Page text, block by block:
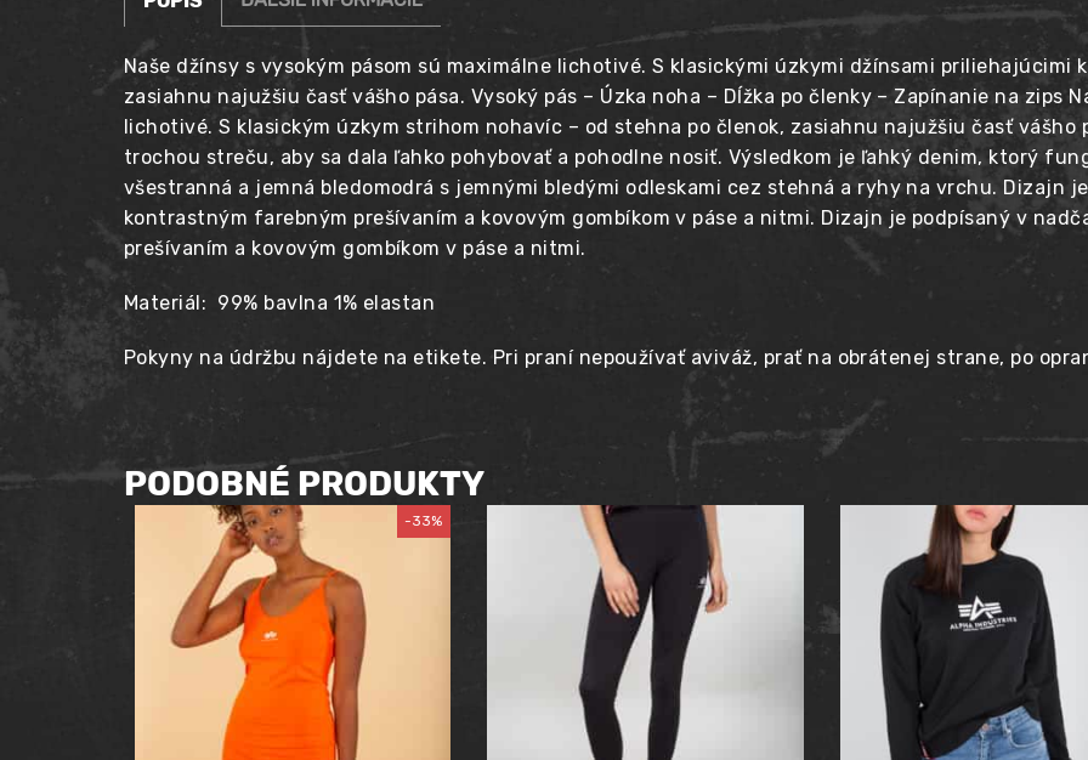
Naše džínsy s vysokým pásom sú maximálne lichotivé. S klasickými úzkymi džínsami priliehajúcimi
zasiahnu najužšiu časť vášho pása. Vysoký pás – Úzka noha – Dĺžka po členky – Zapínanie na zips
lichotivé. S klasickým úzkym strihom nohavíc – od stehna po členok, zasiahnu najužšiu časť vášho
trochou streču, aby sa dala ľahko pohybovať a pohodlne nosiť. Výsledkom je ľahký denim, ktorý
všestranná a jemná bledomodrá s jemnými bledými odleskami cez stehná a ryhy na vrchu. Dizajn
kontrastným farebným prešívaním a kovovým gombíkom v páse a nitmi. Dizajn je podpísaný v
prešívaním a kovovým gombíkom v páse a nitmi.
Materiál: 99% bavlna 1% elastan
Pokyny na údržbu nájdete na etikete. Pri praní nepoužívať aviváž, prať na obrátenej strane, po
PODOBNÉ PRODUKTY
-33%